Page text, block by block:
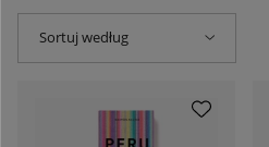
Sortuj według